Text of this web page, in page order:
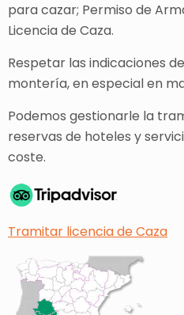
para cazar; Permiso de
Licencia de Caza.
Respetar las indicaciones
montería, en especial en
Podemos gestionarle la
reservas de hoteles y
coste.
Tramitar licencia de Caza